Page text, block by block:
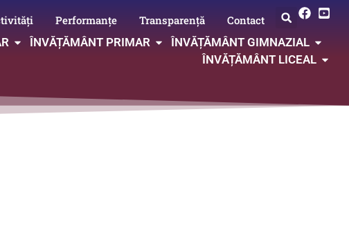
Performanțe Transparență
Contact
ÎNVĂȚĂMÂNT PRIMAR
ÎNVĂȚĂMÂNT GIMNAZIAL
ÎNVĂȚĂMÂNT LICEAL